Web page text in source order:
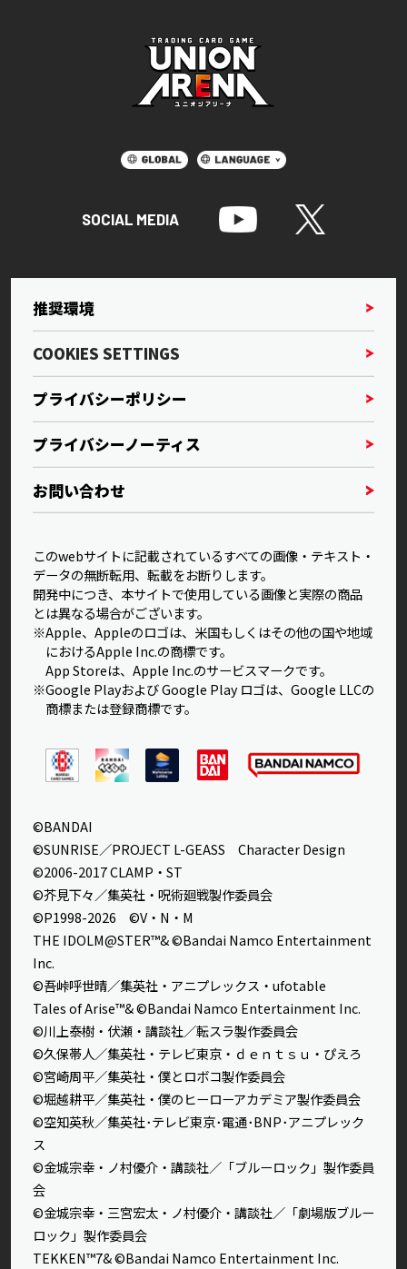
SOCIAL MEDIA
推奨環境
COOKIES SETTINGS
プライバシーポリシー
プライバシーノーティス
お問い合わせ
このwebサイトに記載されているすべての画像・テキスト・
データの無断転用、転載をお断りします。
開発中につき、本サイトで使用している画像と実際の商品
とは異なる場合がございます。
※Apple、Appleのロゴは、米国もしくはその他の国や地域
におけるApple Inc.の商標です。
App Storeは、Apple Inc.のサービスマークです。
※Google Playおよび Google Play ロゴは、Google LLCの
商標または登録商標です。
©BANDAI
©SUNRISE／PROJECT L-GEASS Character Design
©2006-2017 CLAMP・ST
©芥見下々／集英社・呪術廻戦製作委員会
©P1998-2026 ©V・N・M
THE IDOLM@STER™& ©Bandai Namco Entertainment
Inc.
©吾峠呼世晴／集英社・アニプレックス・ufotable
Tales of Arise™& ©Bandai Namco Entertainment Inc.
©川上泰樹・伏瀬・講談社／転スラ製作委員会
©久保帯人／集英社・テレビ東京・ｄｅｎｔｓｕ・ぴえろ
©宮崎周平／集英社・僕とロボコ製作委員会
©堀越耕平／集英社・僕のヒーローアカデミア製作委員会
©空知英秋／集英社･テレビ東京･電通･BNP･アニプレック
ス
©金城宗幸・ノ村優介・講談社／「ブルーロック」製作委員
会
©金城宗幸・三宮宏太・ノ村優介・講談社／「劇場版ブルー
ロック」製作委員会
TEKKEN™7& ©Bandai Namco Entertainment Inc.